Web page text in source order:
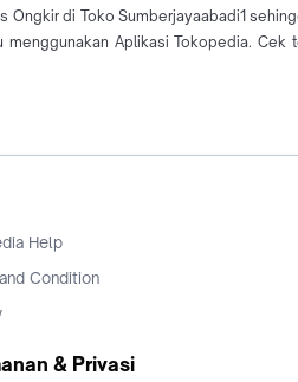
di Toko Sumberjayaabadi1
Aplikasi Tokopedia.
Help
Condition
& Privasi